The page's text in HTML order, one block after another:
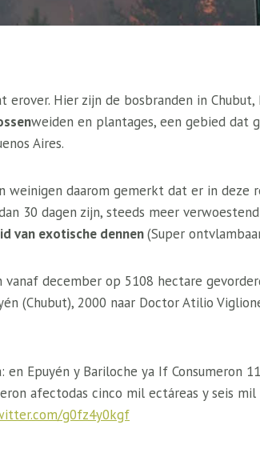
Hier zijn de bosbranden in Chubut,
weiden en plantages, een gebied dat
Aires.
weinigen daarom gemerkt dat er in deze
30 dagen zijn, steeds meer
van exotische dennen(Super
december op 5108 hectare
(Chubut), 2000 naar Doctor Atilio
Epuyén y Bariloche ya If Consumeron
afectodas cinco mil ectáreas y seis
g0fz4y0kgf